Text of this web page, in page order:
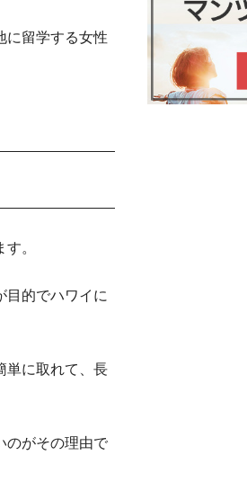
めのGREを解説。難易度
を取得をとおして感じた事
アデイケアでパートタイ
やお葬式の基礎マナーや
に留学する女性
。
目的でハワイに
単に取れて、長
のがその理由で